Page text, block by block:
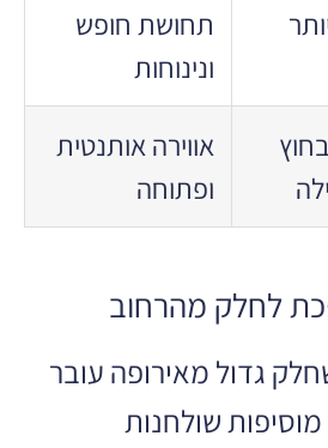
תחושת חופש
ונינוחות
אווירה אותנטית
ופתוחה
לחלק מהרחוב
גדול מאירופה עובר
שולחנות